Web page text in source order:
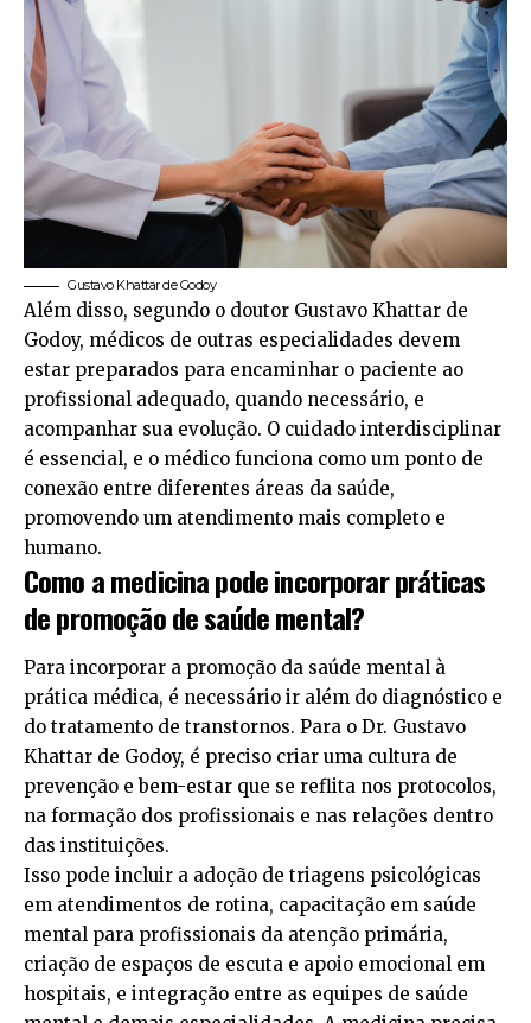
Gustavo Khattar de Godoy
Além disso, segundo o doutor Gustavo Khattar de
Godoy, médicos de outras especialidades devem
estar preparados para encaminhar o paciente ao
profissional adequado, quando necessário, e
acompanhar sua evolução. O cuidado interdisciplinar
é essencial, e o médico funciona como um ponto de
conexão entre diferentes áreas da saúde,
promovendo um atendimento mais completo e
humano.
Como a medicina pode incorporar práticas
de promoção de saúde mental?
Para incorporar a promoção da saúde mental à
prática médica, é necessário ir além do diagnóstico e
do tratamento de transtornos. Para o Dr. Gustavo
Khattar de Godoy, é preciso criar uma cultura de
prevenção e bem-estar que se reflita nos protocolos,
na formação dos profissionais e nas relações dentro
das instituições.
Isso pode incluir a adoção de triagens psicológicas
em atendimentos de rotina, capacitação em saúde
mental para profissionais da atenção primária,
criação de espaços de escuta e apoio emocional em
hospitais, e integração entre as equipes de saúde